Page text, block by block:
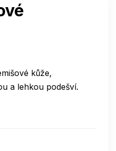
kůže,
a lehkou podešví.